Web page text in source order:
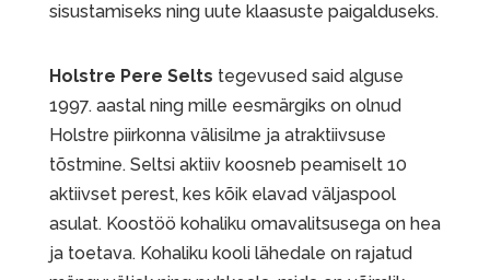
sisustamiseks ning uute klaasuste paigalduseks.
Holstre Pere Selts tegevused said alguse
1997. aastal ning mille eesmärgiks on olnud
Holstre piirkonna välisilme ja atraktiivsuse
tõstmine. Seltsi aktiiv koosneb peamiselt 10
aktiivset perest, kes kõik elavad väljaspool
asulat. Koostöö kohaliku omavalitsusega on hea
ja toetava. Kohaliku kooli lähedale on rajatud